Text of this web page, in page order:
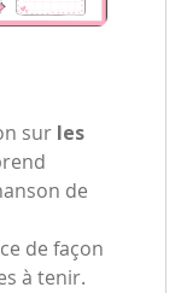
sur les
de
de façon
à tenir.